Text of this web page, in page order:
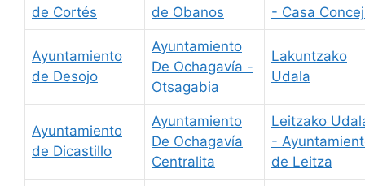
de Cortés
de Obanos
- Casa
Ayuntamiento
de Desojo
Ayuntamiento
De Ochagavía -
Otsagabia
Lakuntzako
Udala
Ayuntamiento
de Dicastillo
Ayuntamiento
De Ochagavía
Centralita
Leitzako
-
de Leitza